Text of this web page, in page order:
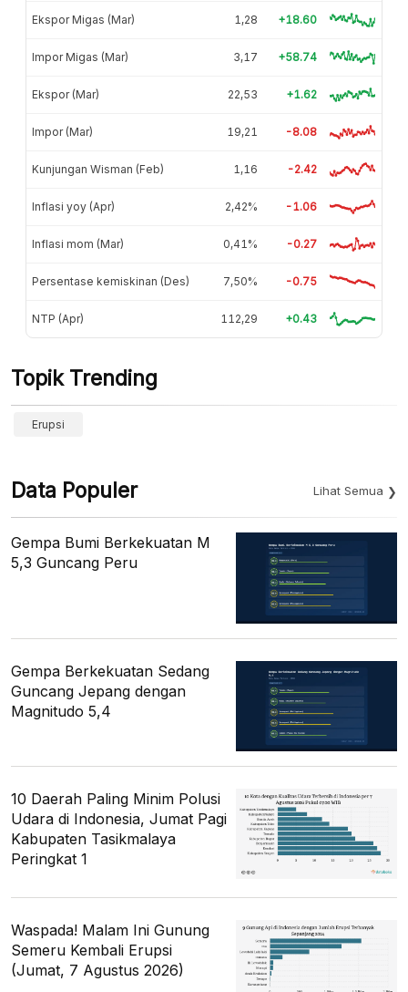
Ekspor Migas (Mar) 1,28 +18.60
Impor Migas (Mar) 3,17 +58.74
Ekspor (Mar) 22,53 +1.62
Impor (Mar) 19,21 -8.08
Kunjungan Wisman (Feb) 1,16 -2.42
Inflasi yoy (Apr) 2,42% -1.06
Inflasi mom (Mar) 0,41% -0.27
Persentase kemiskinan (Des) 7,50% -0.75
NTP (Apr) 112,29 +0.43
Topik Trending
Erupsi
Data Populer Lihat Semua
Gempa Bumi Berkekuatan M
5,3 Guncang Peru
Gempa Berkekuatan Sedang
Guncang Jepang dengan
Magnitudo 5,4
10 Daerah Paling Minim Polusi
Udara di Indonesia, Jumat Pagi
Kabupaten Tasikmalaya
Peringkat 1
Waspada! Malam Ini Gunung
Semeru Kembali Erupsi
(Jumat, 7 Agustus 2026)